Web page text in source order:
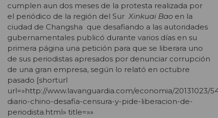
cumplen aun dos meses de la protesta realizada por
el periódico de la región del Sur Xinkuai Bao en la
ciudad de Changsha que desafiando a las autoridades
gubernamentales publicó durante varios días en su
primera página una petición para que se liberara uno
de sus periodistas apresados por denunciar corrupción
de una gran empresa, según lo relató en octubre
pasado [shorturl
url=»http://www.lavanguardia.com/economia/20131023/
diario-chino-desafia-censura-y-pide-liberacion-de-
periodista.html» title=»»